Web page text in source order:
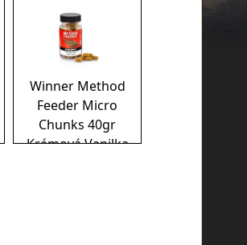
Winner Method
Feeder Micro
Chunks 40gr
Krémová Vanilka